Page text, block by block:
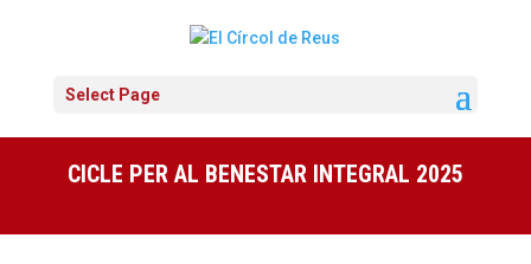
Select Page
CICLE PER AL BENESTAR INTEGRAL 2025